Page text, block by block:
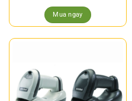
Mua ngay